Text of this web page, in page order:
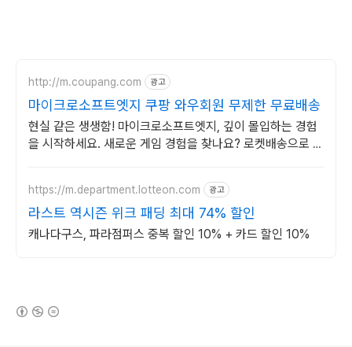
http://m.coupang.com 광고
마이크로소프트엣지 쿠팡 와우회원 무제한 무료배송
현실 같은 생생함! 마이크로소프트엣지, 깊이 몰입하는 경험
을 시작하세요. 새로운 게임 경험을 찾나요? 로켓배송으로 빠
https://m.department.lotteon.com 광고
라스트 역시즌 위크 패딩 최대 74% 할인
캐나다구스, 파라점퍼스 중복 할인 10% + 카드 할인 10%